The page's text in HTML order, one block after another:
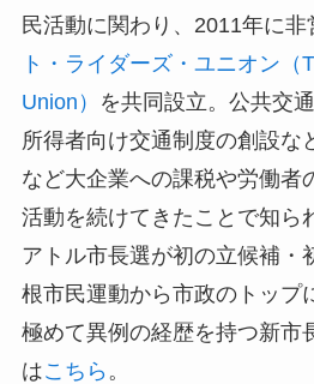
民活動に関わり、2011年に非
ト・ライダーズ・ユニオン（
Union）
を共同設立。公共交
所得者向け交通制度の創設な
など大企業への課税や労働者
活動を続けてきたことで知ら
アトル市長選が初の立候補・
根市民運動から市政のトップ
極めて異例の経歴を持つ新市
はこちら 。